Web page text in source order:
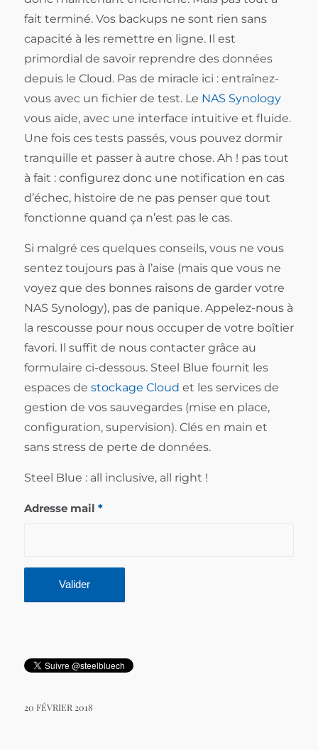
fait terminé. Vos backups ne sont rien sans
capacité à les remettre en ligne. Il est
primordial de savoir reprendre des données
depuis le Cloud. Pas de miracle ici : entraînez-
vous avec un fichier de test. Le NAS Synology
vous aide, avec une interface intuitive et fluide.
Une fois ces tests passés, vous pouvez dormir
tranquille et passer à autre chose. Ah ! pas tout
à fait : configurez donc une notification en cas
d’échec, histoire de ne pas penser que tout
fonctionne quand ça n’est pas le cas.
Si malgré ces quelques conseils, vous ne vous
sentez toujours pas à l’aise (mais que vous ne
voyez que des bonnes raisons de garder votre
NAS Synology), pas de panique. Appelez-nous à
la rescousse pour nous occuper de votre boîtier
favori. Il suffit de nous contacter grâce au
formulaire ci-dessous. Steel Blue fournit les
espaces de stockage Cloud et les services de
gestion de vos sauvegardes (mise en place,
configuration, supervision). Clés en main et
sans stress de perte de données.
Steel Blue : all inclusive, all right !
Adresse mail *
20 FÉVRIER 2018